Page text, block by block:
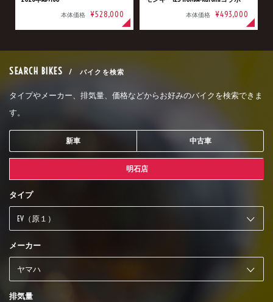
本体価格 ¥528,000 本体価格 ¥493,000
SEARCH BIKES / バイクを検索
タイプやメーカー、排気量、価格などからお好みのバイクを検索できま
す。
新車 中古車
明石店
タイプ
メーカー
排気量